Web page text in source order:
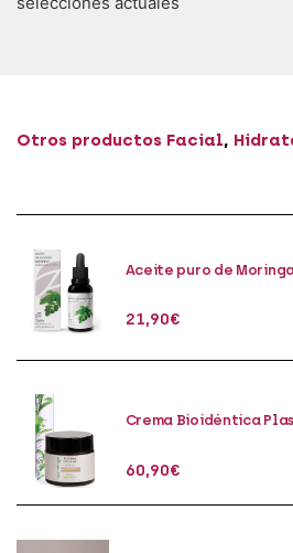
Otros productos Facial,
Aceite puro de
21,90€
Crema Bioidéntica
60,90€